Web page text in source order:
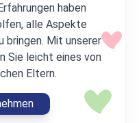
haben
alle Aspekte
bringen. Mit unserer
Sie leicht eines von
Eltern.